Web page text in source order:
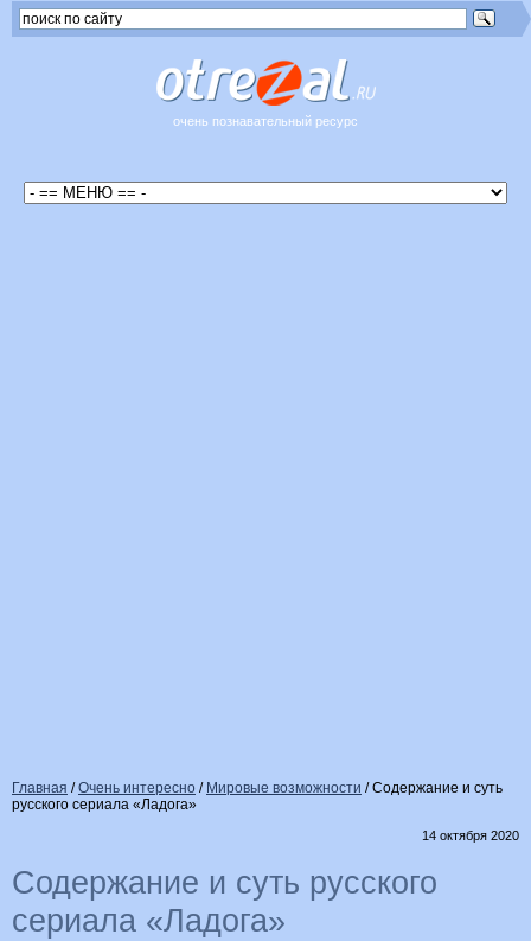
очень познавательный ресурс
Главная /Очень интересно / Мировые возможности /Содержание и суть
русского сериала «Ладога»
14 октября 2020
Содержание и суть русского
сериала «Ладога»